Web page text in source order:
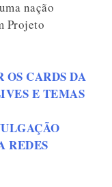
nação
Projeto
CARDS DA
E TEMAS
REDES